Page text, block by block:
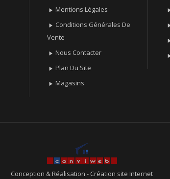
 Mentions Légales
 Conditions Générales De
Vente
 Nous Contacter
 Plan Du Site
 Magasins
Conception & Réalisation - Création site Internet